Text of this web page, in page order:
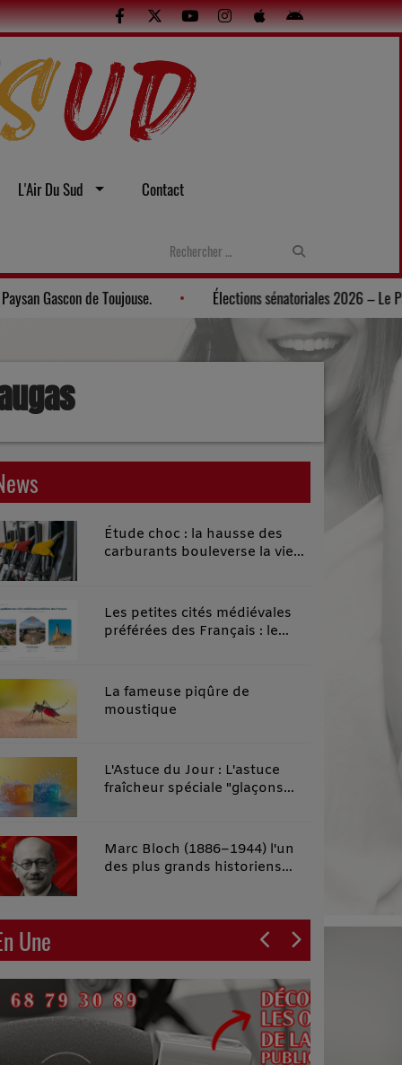
L'Air Du Sud Contact
Gers: Une soirée gasconne au Musée du Paysan Gascon de Toujouse.
Étude choc : la hausse des
carburants bouleverse la vie
Les petites cités médiévales
préférées des Français : le
La fameuse piqûre de
moustique
L'Astuce du Jour : L'astuce
fraîcheur spéciale "glaçons
Marc Bloch (1886–1944) l'un
des plus grands historiens
Une